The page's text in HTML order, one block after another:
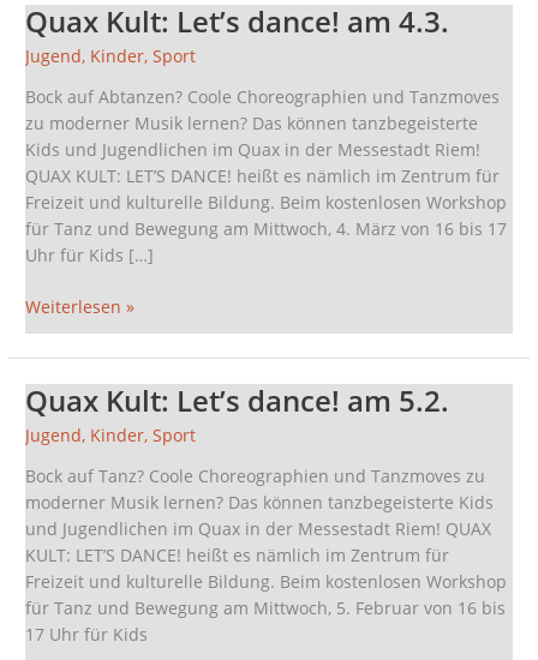
Quax Kult: Let’s dance! am 4.3.
Jugend, Kinder,Sport
Bock auf Abtanzen? Coole Choreographien und Tanzmoves
zu moderner Musik lernen? Das können tanzbegeisterte
Kids und Jugendlichen im Quax in der Messestadt Riem!
QUAX KULT: LET’S DANCE! heißt es nämlich im Zentrum für
Freizeit und kulturelle Bildung. Beim kostenlosen Workshop
für Tanz und Bewegung am Mittwoch, 4. März von 16 bis 17
Uhr für Kids […]
Quax
Kult:
Let’s
dance!
am
4.3.
Weiterlesen »
Quax Kult: Let’s dance! am 5.2.
Jugend, Kinder,Sport
Bock auf Tanz? Coole Choreographien und Tanzmoves zu
moderner Musik lernen? Das können tanzbegeisterte Kids
und Jugendlichen im Quax in der Messestadt Riem! QUAX
KULT: LET’S DANCE! heißt es nämlich im Zentrum für
Freizeit und kulturelle Bildung. Beim kostenlosen Workshop
für Tanz und Bewegung am Mittwoch, 5. Februar von 16 bis
17 Uhr für Kids
Quax
Kult:
Let’s
dance!
am
5.2.